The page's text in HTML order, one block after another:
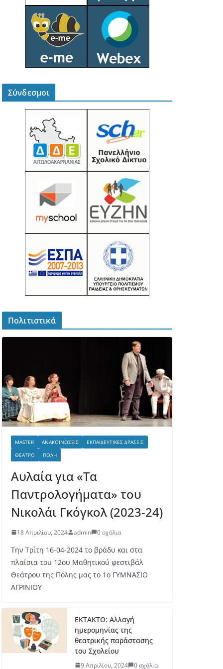
Σύνδεσμοι
Πολιτιστικά
MASTER ΑΝΑΚΟΙΝΏΣΕΙΣ
ΕΚΠΑΙΔΕΥΤΙΚΈΣ ΔΡΆΣΕΙΣ
ΘΈΑΤΡΟ
ΠΌΛΗ
Αυλαία για «Τα
Παντρολογήματα» του
Νικολάι Γκόγκολ (2023-24)
18 Απριλίου, 2024 admin 0 σχόλια
Την Τρίτη 16-04-2024 το βράδυ και στα
πλαίσια του 12ου Μαθητικού φεστιβάλ
Θεάτρου της Πόλης μας το 1ο ΓΥΜΝΑΣΙΟ
ΑΓΡΙΝΙΟΥ
ΕΚΤΑΚΤΟ: Αλλαγή
ημερομηνίας της
θεατρικής παράστασης
του Σχολείου
9 Απριλίου, 2024 0 σχόλια